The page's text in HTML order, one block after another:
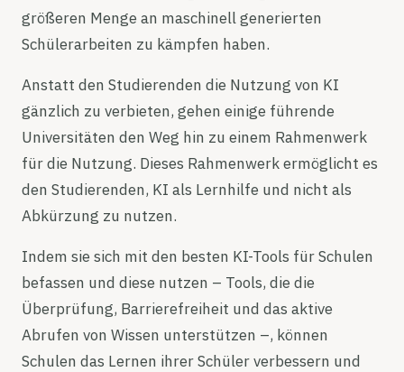
größeren Menge an maschinell generierten
Schülerarbeiten zu kämpfen haben.
Anstatt den Studierenden die Nutzung von KI
gänzlich zu verbieten, gehen einige führende
Universitäten den Weg hin zu einem Rahmenwerk
für die Nutzung. Dieses Rahmenwerk ermöglicht es
den Studierenden, KI als Lernhilfe und nicht als
Abkürzung zu nutzen.
Indem sie sich mit den besten KI-Tools für Schulen
befassen und diese nutzen – Tools, die die
Überprüfung, Barrierefreiheit und das aktive
Abrufen von Wissen unterstützen –, können
Schulen das Lernen ihrer Schüler verbessern und